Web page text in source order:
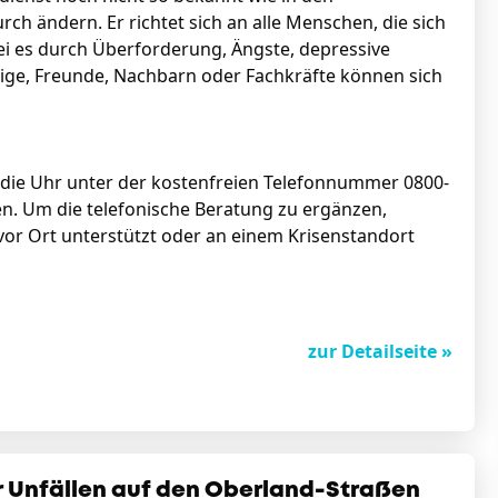
ändern. Er richtet sich an alle Menschen, die sich
es durch Überforderung, Ängste, depressive
Freunde, Nachbarn oder Fachkräfte können sich
Uhr unter der kostenfreien Telefonnummer 0800-
Um die telefonische Beratung zu ergänzen,
Ort unterstützt oder an einem Krisenstandort
zur Detailseite »
auf den Oberland-Straßen